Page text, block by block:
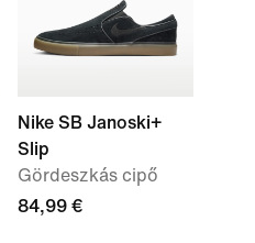
Nike SB Janoski+
Slip
Gördeszkás cipő
84,99 €